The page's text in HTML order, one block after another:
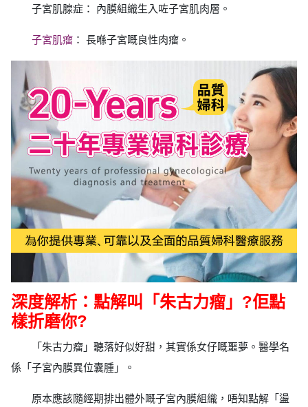
子宮肌腺症： 內膜組織生入咗子宮肌肉層。
子宮肌瘤 ： 長喺子宮嘅良性肉瘤。
深度解析：點解叫「朱古力瘤」?佢點
樣折磨你?
「朱古力瘤」聽落好似好甜，其實係女仔嘅噩夢。醫學名
係「子宮內膜異位囊腫」。
原本應該隨經期排出體外嘅子宮內膜組織，唔知點解「盪